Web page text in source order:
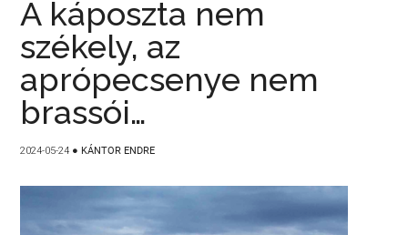
A káposzta nem
székely, az
aprópecsenye nem
brassói…
2024-05-24 ● KÁNTOR ENDRE